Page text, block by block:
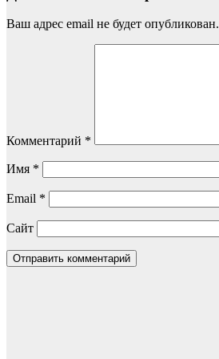
Ваш адрес email не будет опубликован.
Комментарий *
Имя *
Email *
Сайт